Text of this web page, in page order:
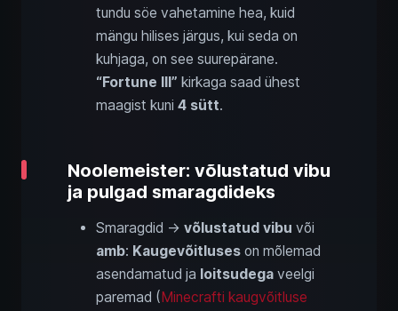
tundu söe vahetamine hea, kuid
mängu hilises järgus, kui seda on
kuhjaga, on see suurepärane.
“Fortune III” kirkaga saad ühest
maagist kuni 4 sütt.
Noolemeister: võlustatud vibu
ja pulgad smaragdideks
Smaragdid → võlustatud vibu või
amb: Kaugevõitluses on mõlemad
asendamatud ja loitsudega veelgi
paremad (Minecrafti kaugvõitluse